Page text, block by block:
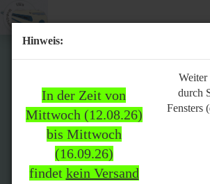
Hinweis:
In der Zeit von
Mittwoch (12.08.26)
bis Mittwoch
(16.09.26)
findet kein Versand
Weiter
durch
Fensters
Bitte
beachten:
In der Zeit von Mittwoch
(12.08.26) bis Mittwoch